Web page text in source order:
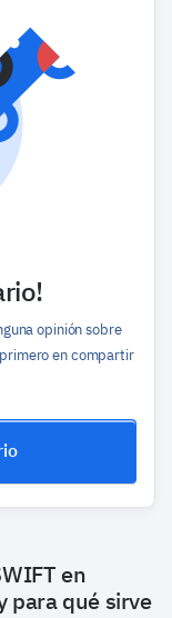
opinión sobre
en compartir
en
para qué sirve